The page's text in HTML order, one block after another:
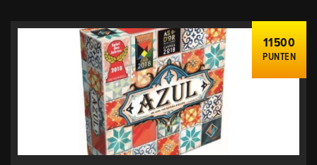
11500
PUNTEN